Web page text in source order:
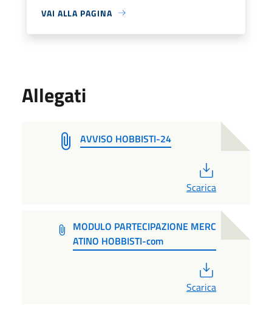
VAI ALLA PAGINA
Allegati
AVVISO HOBBISTI-24
Scarica
MODULO PARTECIPAZIONE MERC
ATINO HOBBISTI-com
Scarica